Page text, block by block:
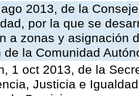
2013, de la
por la que se
a zonas y asignación
de la Comunidad
1 oct 2013, de la
Justicia e